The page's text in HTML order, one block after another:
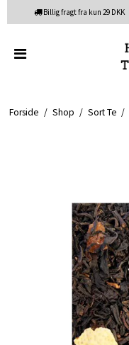
Billig fragt fra kun 29 DKK
Forside / Shop / Sort Te /